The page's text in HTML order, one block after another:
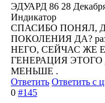
ЭДУАРД 86 28
Индикатор
СПАСИБО ПОНЯЛ,
ПОКОЛЕНИЯ ДА?
НЕГО, СЕЙЧАС ЖЕ
ГЕНЕРАЦИЯ
МЕНЬШЕ .
Ответить Ответить с
0 #145